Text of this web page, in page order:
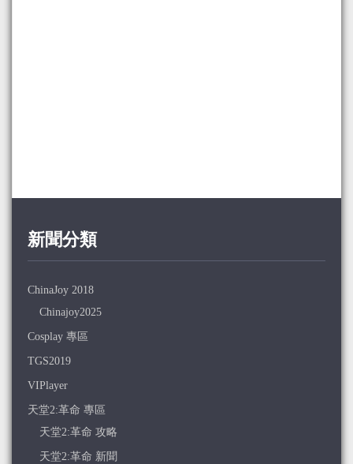
新聞分類
ChinaJoy 2018
Chinajoy2025
Cosplay 專區
TGS2019
VIPlayer
天堂2:革命 專區
天堂2:革命 攻略
天堂2:革命 新聞